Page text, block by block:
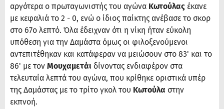
αργότερα ο πρωταγωνιστής του αγώνα Κωτούλας έκανε
με κεφαλιά το 2 - 0, ενώ ο ίδιος παίκτης ανέβασε το σκορ
στο 67ο λεπτό. Όλα έδειχναν ότι η νίκη ήταν εύκολη
υπόθεση για την Δαμάστα όμως οι φιλοξενούμενοι
αντεπιτέθηκαν και κατάφεραν να μειώσουν στο 83' και το
86' με τον Μουχαμετάι δίνοντας ενδιαφέρον στα
τελευταία λεπτά του αγώνα, που κρίθηκε οριστικά υπέρ
της Δαμάστας με το τρίτο γκολ του Κωτούλα στην
εκπνοή.